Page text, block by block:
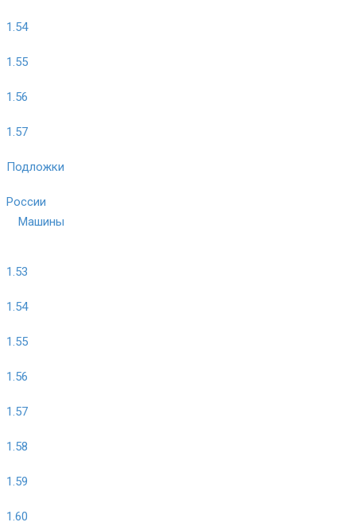
1.54
1.55
1.56
1.57
Подложки
России
Машины
1.53
1.54
1.55
1.56
1.57
1.58
1.59
1.60